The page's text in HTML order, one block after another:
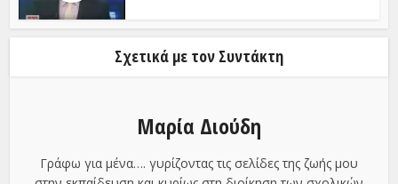
Σχετικά με τον Συντάκτη
Μαρία Διούδη
Γράφω για μένα…. γυρίζοντας τις σελίδες της ζωής μου